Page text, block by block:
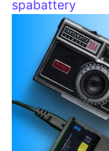
spabattery